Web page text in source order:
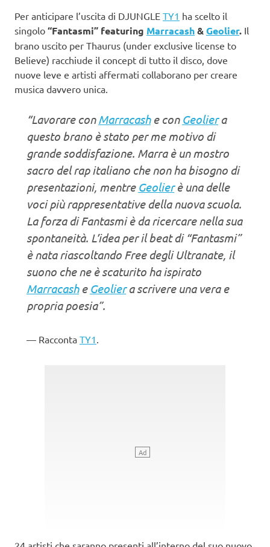
Per anticipare l’uscita di DJUNGLE TY1 ha scelto il
singolo “Fantasmi” featuring Marracash& Geolier. Il
brano uscito per Thaurus (under exclusive license to
Believe) racchiude il concept di tutto il disco, dove
nuove leve e artisti affermati collaborano per creare
musica davvero unica.
“Lavorare conMarracashe con Geoliera
questo brano è stato per me motivo di
grande soddisfazione. Marra è un mostro
sacro del rap italiano che non ha bisogno di
presentazioni, mentre Geolierè una delle
voci più rappresentative della nuova scuola.
La forza di Fantasmi è da ricercare nella sua
spontaneità. L’idea per il beat di “Fantasmi”
è nata riascoltando Free degli Ultranate, il
suono che ne è scaturito ha ispirato
Marracashe Geoliera scrivere una vera e
propria poesia”.
Racconta TY1 .